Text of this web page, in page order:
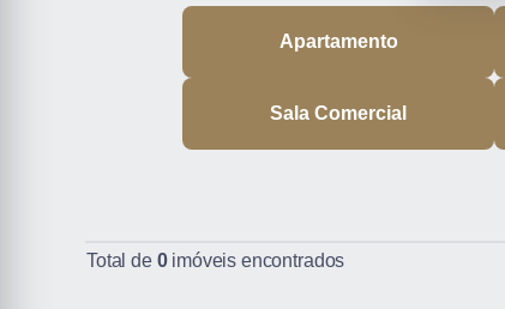
Apartamento
Sala Comercial
Total de 0imóveis encontrados